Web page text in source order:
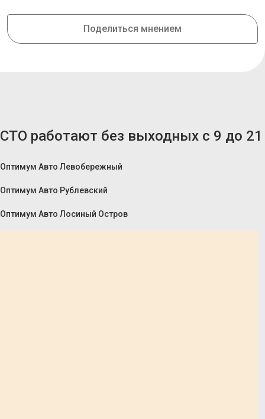
Поделиться мнением
СТО работают без выходных с 9 до 21
Оптимум Авто Левобережный
Оптимум Авто Рублевский
Оптимум Авто Лосиный Остров